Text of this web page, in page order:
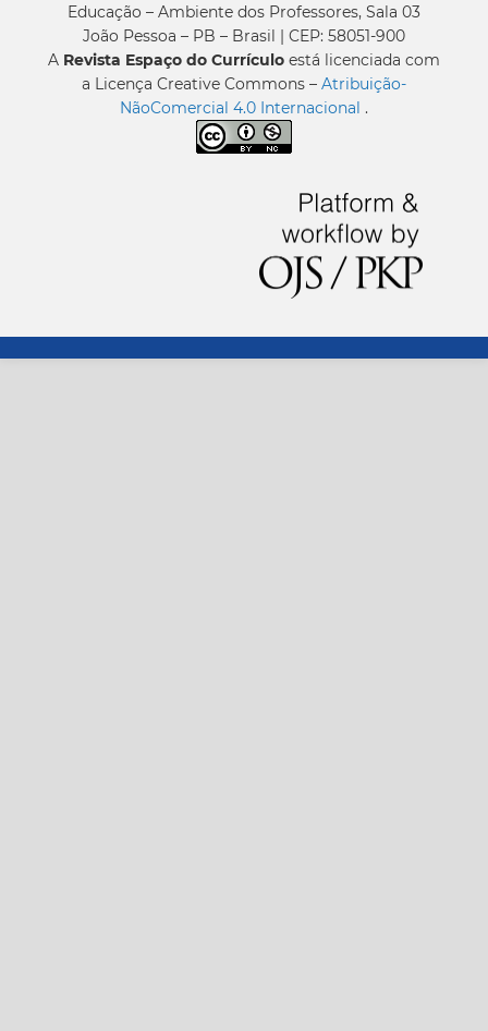
Educação – Ambiente dos Professores, Sala 03
João Pessoa – PB – Brasil | CEP: 58051-900
A Revista Espaço do Currículo está licenciada com
a Licença Creative Commons – Atribuição-
NãoComercial 4.0 Internacional .